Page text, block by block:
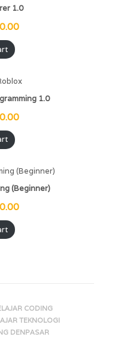
1.0
1.0
(Beginner)
CODING
TEKNOLOGI
DENPASAR